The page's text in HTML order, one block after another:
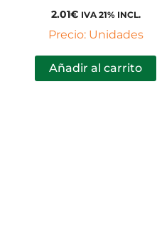
2.01€ IVA 21% INCL.
Precio: Unidades
Añadir al carrito